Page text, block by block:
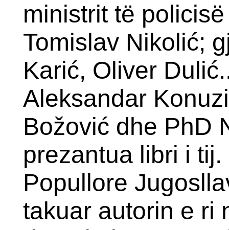
ministrit të
Tomislav Nikolić;
Karić, Oliver
Aleksandar
Božović dhe PhD
prezantua libri i
Popullore
takuar autorin e ri